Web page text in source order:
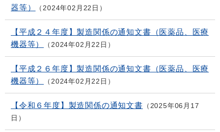
器等）
2024年02月22日
【平成２４年度】製造関係の通知文書（医薬品、医療
機器等）
2024年02月22日
【平成２６年度】製造関係の通知文書（医薬品、医療
機器等）
2024年02月22日
【令和６年度】製造関係の通知文書
2025年06月17
日